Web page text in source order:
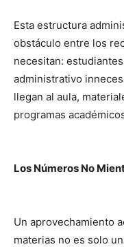
Esta estructura
obstáculo entre los
necesitan:
administrativo
llegan al aula,
programas
Los Números No
Un aprovechamiento
materias no es solo